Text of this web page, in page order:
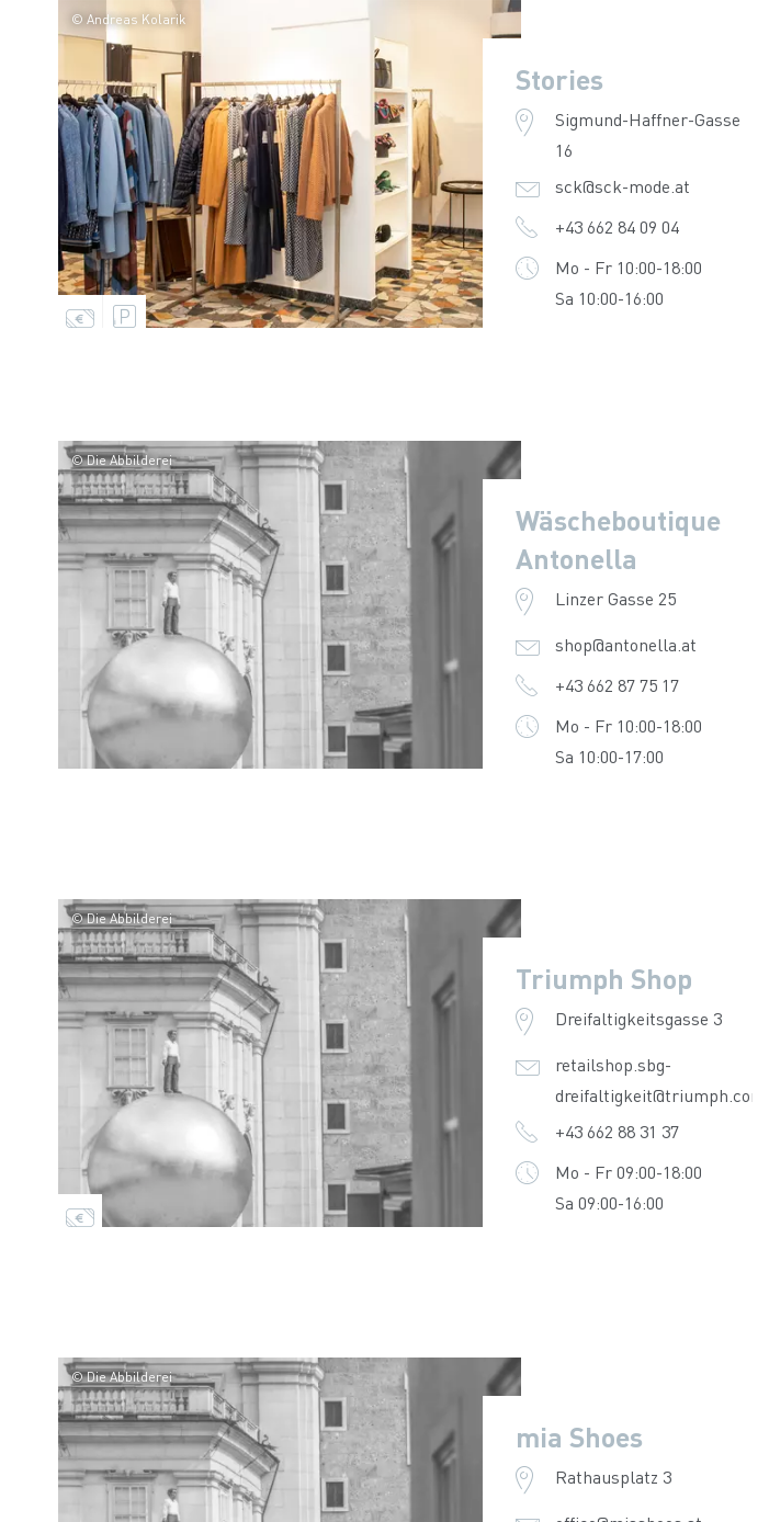
© Andreas Kolarik
Stories
Sigmund-Haffner-Gasse
16
sck@sck-mode.at
+43 662 84 09 04
Mo - Fr 10:00-18:00
Sa 10:00-16:00
© Die Abbilderei
Wäscheboutique
Antonella
Linzer Gasse 25
shop@antonella.at
+43 662 87 75 17
Mo - Fr 10:00-18:00
Sa 10:00-17:00
© Die Abbilderei
Triumph Shop
Dreifaltigkeitsgasse 3
retailshop.sbg-
dreifaltigkeit@triumph.com
+43 662 88 31 37
Mo - Fr 09:00-18:00
Sa 09:00-16:00
© Die Abbilderei
mia Shoes
Rathausplatz 3